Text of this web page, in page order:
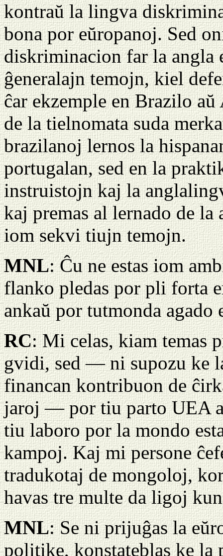
kontraŭ la lingva
bona por eŭropanoj. Sed
diskriminacion far la
ĝeneralajn temojn, kiel
ĉar ekzemple en Brazilo
de la tielnomata suda
brazilanoj lernos la
portugalan, sed en la
instruistojn kaj la
kaj premas al lernado de
iom sekvi tiujn temojn.
MNL: Ĉu ne estas iom
flanko pledas por pli forta
ankaŭ por tutmonda
RC: Mi celas, kiam temas
gvidi, sed — ni supozu ke
financan kontribuon de
jaroj — por tiu parto UEA
tiu laboro por la mondo
kampoj. Kaj mi persone
tradukotaj de mongoloj,
havas tre multe da ligoj
MNL: Se ni prijuĝas la
politike, konstateblas ke